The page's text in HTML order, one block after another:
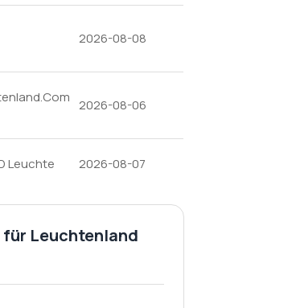
2026-08-08
2026-08-06
Leuchte 2026-08-07
für Leuchtenland